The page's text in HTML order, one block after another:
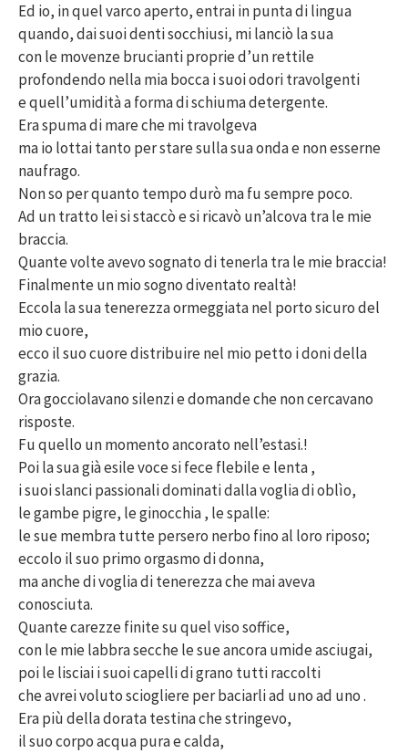
Ed io, in quel varco aperto, entrai in punta di lingua
quando, dai suoi denti socchiusi, mi lanciò la sua
con le movenze brucianti proprie d’un rettile
profondendo nella mia bocca i suoi odori travolgenti
e quell’umidità a forma di schiuma detergente.
Era spuma di mare che mi travolgeva
ma io lottai tanto per stare sulla sua onda e non esserne
naufrago.
Non so per quanto tempo durò ma fu sempre poco.
Ad un tratto lei si staccò e si ricavò un’alcova tra le mie
braccia.
Quante volte avevo sognato di tenerla tra le mie braccia!
Finalmente un mio sogno diventato realtà!
Eccola la sua tenerezza ormeggiata nel porto sicuro del
mio cuore,
ecco il suo cuore distribuire nel mio petto i doni della
grazia.
Ora gocciolavano silenzi e domande che non cercavano
risposte.
Fu quello un momento ancorato nell’estasi.!
Poi la sua già esile voce si fece flebile e lenta ,
i suoi slanci passionali dominati dalla voglia di oblìo,
le gambe pigre, le ginocchia , le spalle:
le sue membra tutte persero nerbo fino al loro riposo;
eccolo il suo primo orgasmo di donna,
ma anche di voglia di tenerezza che mai aveva
conosciuta.
Quante carezze finite su quel viso soffice,
con le mie labbra secche le sue ancora umide asciugai,
poi le lisciai i suoi capelli di grano tutti raccolti
che avrei voluto sciogliere per baciarli ad uno ad uno .
Era più della dorata testina che stringevo,
il suo corpo acqua pura e calda,